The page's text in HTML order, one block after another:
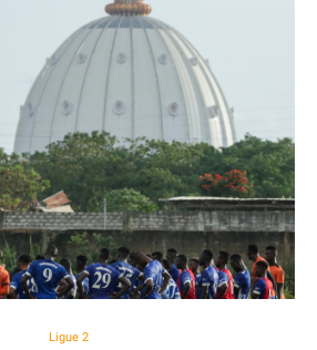
Ligue 2